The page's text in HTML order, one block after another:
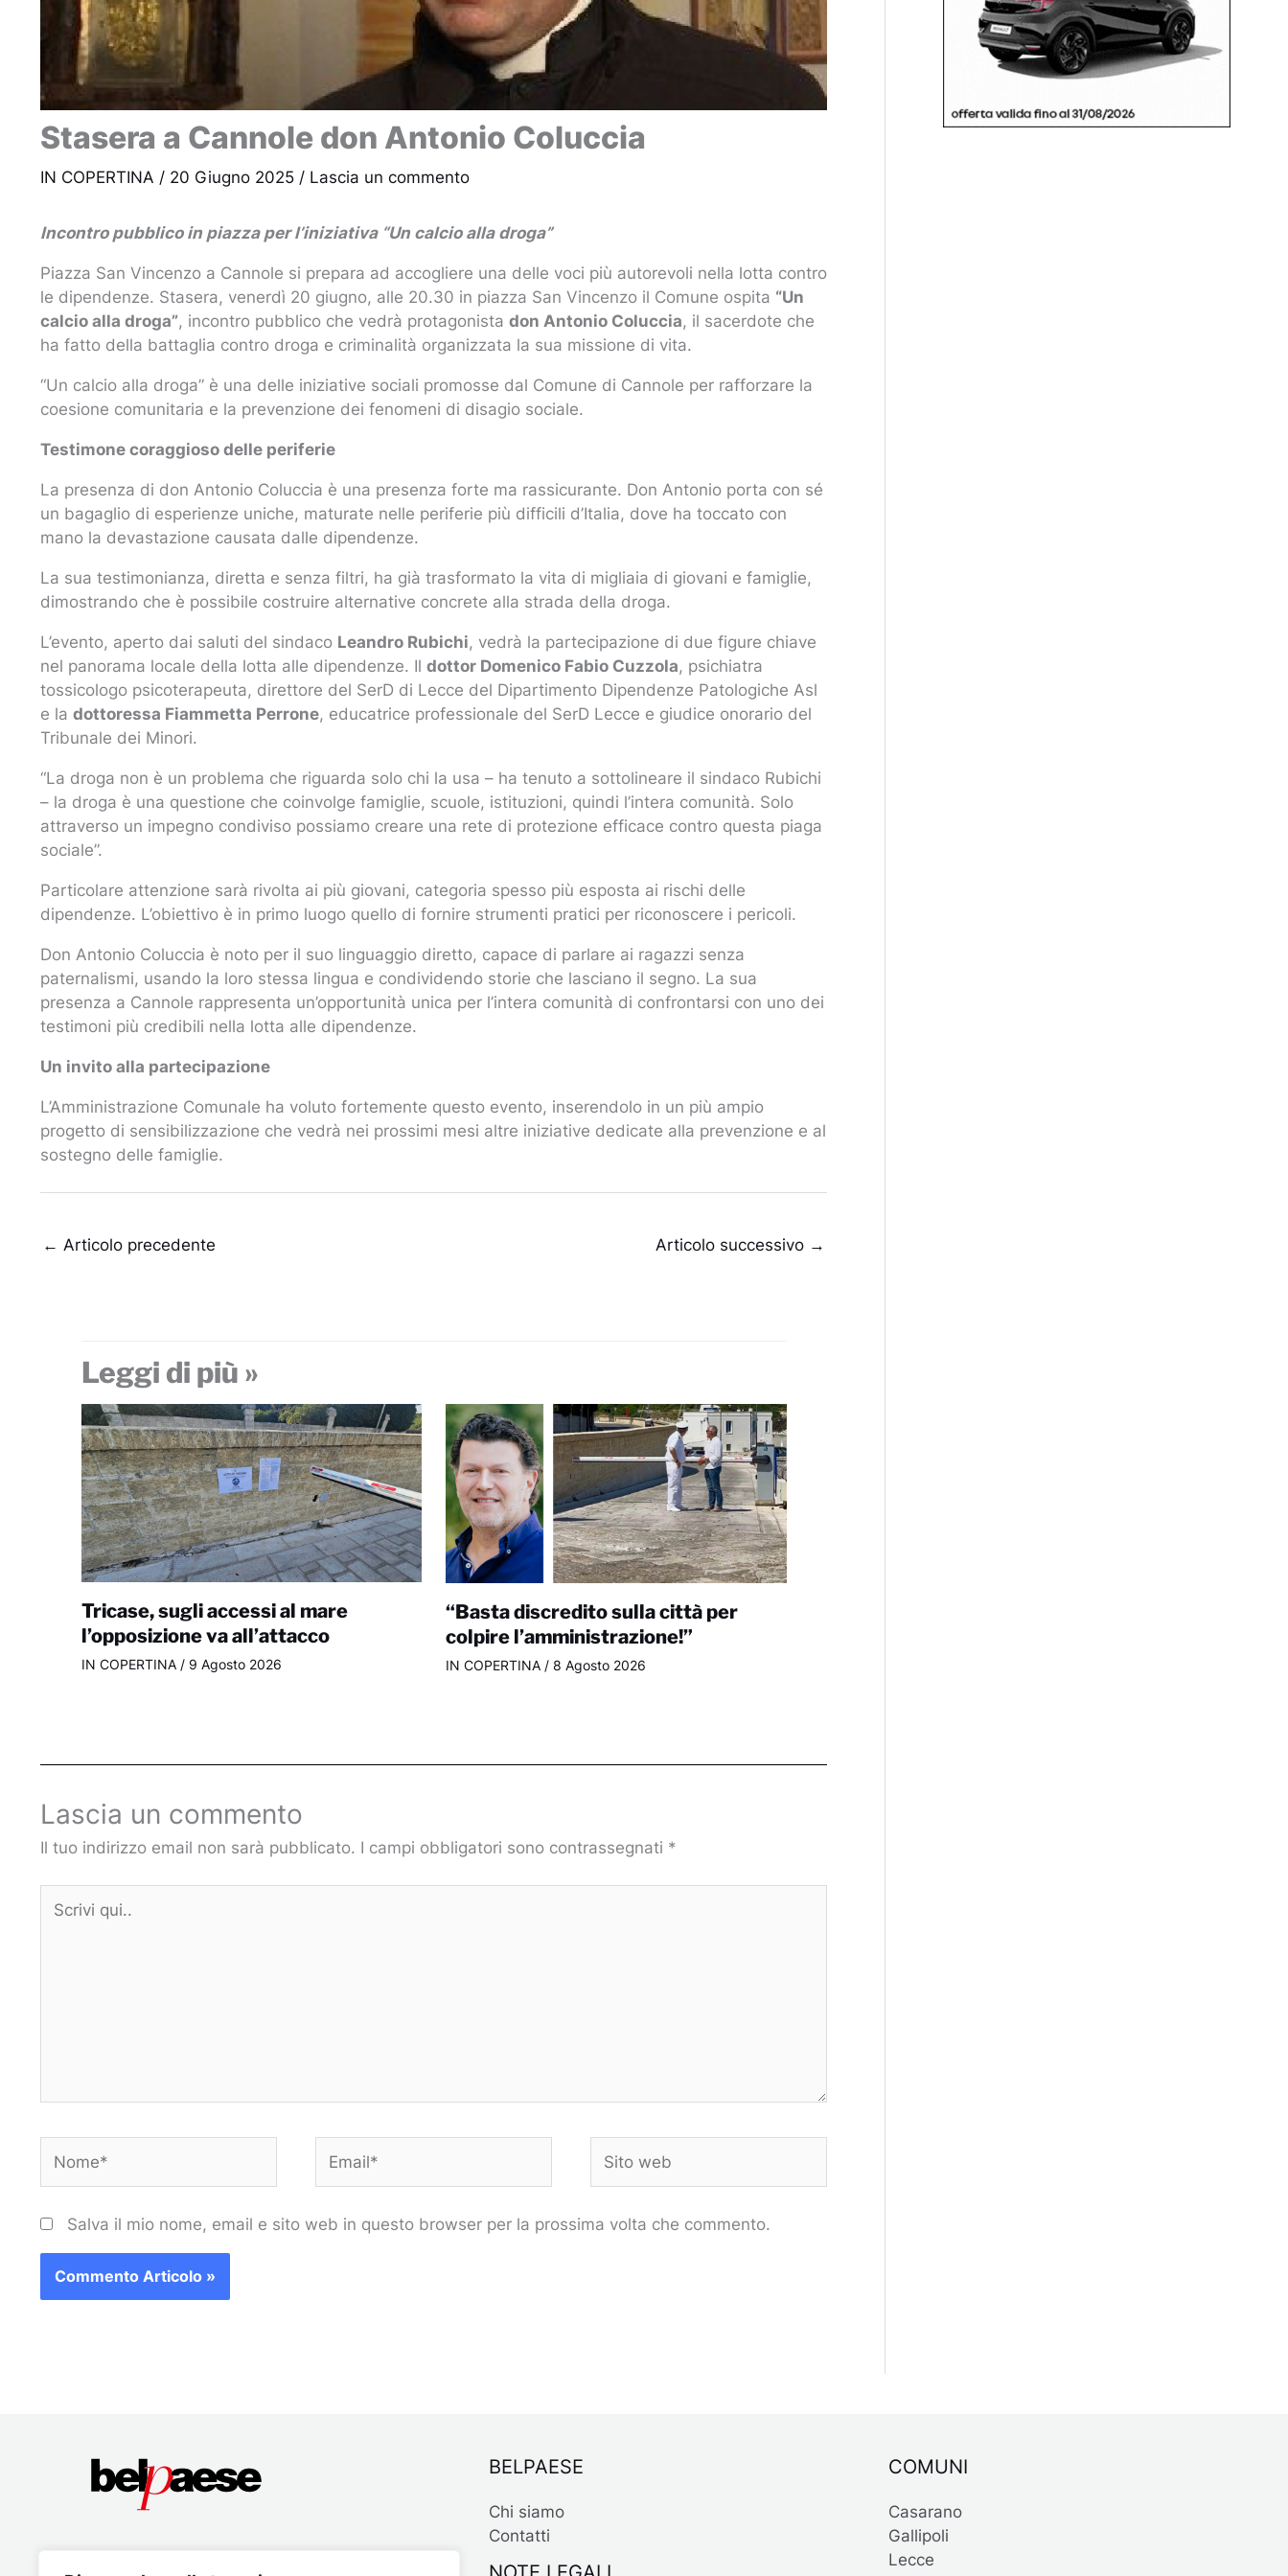
Stasera a Cannole don Antonio Coluccia
IN COPERTINA / 20 Giugno 2025 / Lascia un commento
Incontro pubblico in piazza per l’iniziativa “Un calcio alla droga”
Piazza San Vincenzo a Cannole si prepara ad accogliere una delle voci più autorevoli nella lotta contro
le dipendenze. Stasera, venerdì 20 giugno, alle 20.30 in piazza San Vincenzo il Comune ospita “Un
calcio alla droga”, incontro pubblico che vedrà protagonista don Antonio Coluccia, il sacerdote che
ha fatto della battaglia contro droga e criminalità organizzata la sua missione di vita.
“Un calcio alla droga” è una delle iniziative sociali promosse dal Comune di Cannole per rafforzare la
coesione comunitaria e la prevenzione dei fenomeni di disagio sociale.
Testimone coraggioso delle periferie
La presenza di don Antonio Coluccia è una presenza forte ma rassicurante. Don Antonio porta con sé
un bagaglio di esperienze uniche, maturate nelle periferie più difficili d’Italia, dove ha toccato con
mano la devastazione causata dalle dipendenze.
La sua testimonianza, diretta e senza filtri, ha già trasformato la vita di migliaia di giovani e famiglie,
dimostrando che è possibile costruire alternative concrete alla strada della droga.
L’evento, aperto dai saluti del sindaco Leandro Rubichi, vedrà la partecipazione di due figure chiave
nel panorama locale della lotta alle dipendenze. Il dottor Domenico Fabio Cuzzola, psichiatra
tossicologo psicoterapeuta, direttore del SerD di Lecce del Dipartimento Dipendenze Patologiche Asl
e la dottoressa Fiammetta Perrone, educatrice professionale del SerD Lecce e giudice onorario del
Tribunale dei Minori.
“La droga non è un problema che riguarda solo chi la usa – ha tenuto a sottolineare il sindaco Rubichi
– la droga è una questione che coinvolge famiglie, scuole, istituzioni, quindi l’intera comunità. Solo
attraverso un impegno condiviso possiamo creare una rete di protezione efficace contro questa piaga
sociale”.
Particolare attenzione sarà rivolta ai più giovani, categoria spesso più esposta ai rischi delle
dipendenze. L’obiettivo è in primo luogo quello di fornire strumenti pratici per riconoscere i pericoli.
Don Antonio Coluccia è noto per il suo linguaggio diretto, capace di parlare ai ragazzi senza
paternalismi, usando la loro stessa lingua e condividendo storie che lasciano il segno. La sua
presenza a Cannole rappresenta un’opportunità unica per l’intera comunità di confrontarsi con uno dei
testimoni più credibili nella lotta alle dipendenze.
Un invito alla partecipazione
L’Amministrazione Comunale ha voluto fortemente questo evento, inserendolo in un più ampio
progetto di sensibilizzazione che vedrà nei prossimi mesi altre iniziative dedicate alla prevenzione e al
sostegno delle famiglie.
← Articolo precedente Articolo successivo →
Leggi di più »
Tricase, sugli accessi al mare
l’opposizione va all’attacco
IN COPERTINA/ 9 Agosto 2026
“Basta discredito sulla città per
colpire l’amministrazione!”
IN COPERTINA / 8 Agosto 2026
Lascia un commento
Il tuo indirizzo email non sarà pubblicato. I campi obbligatori sono contrassegnati *
qui..
web
Salva il mio nome, email e sito web in questo browser per la prossima volta che commento.
BELPAESE
Chi siamo
Contatti
COMUNI
Casarano
Gallipoli
Lecce